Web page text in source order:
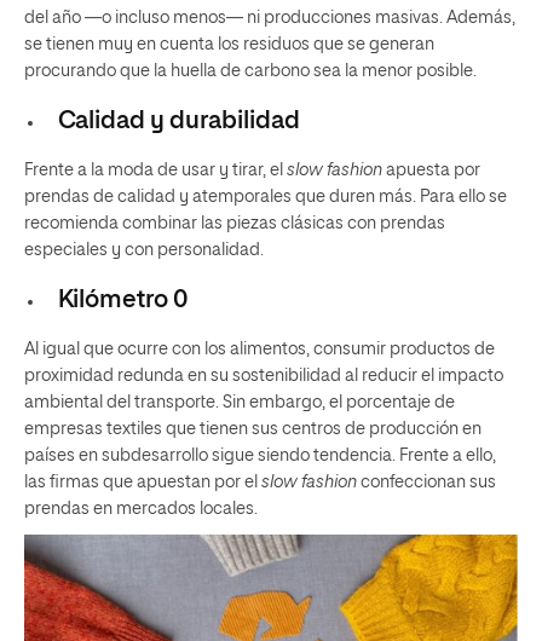
del año —o incluso menos— ni producciones masivas. Además,
se tienen muy en cuenta los residuos que se generan
procurando que la huella de carbono sea la menor posible.
Calidad y durabilidad
Frente a la moda de usar y tirar, el slow fashion apuesta por
prendas de calidad y atemporales que duren más. Para ello se
recomienda combinar las piezas clásicas con prendas
especiales y con personalidad.
Kilómetro 0
Al igual que ocurre con los alimentos, consumir productos de
proximidad redunda en su sostenibilidad al reducir el impacto
ambiental del transporte. Sin embargo, el porcentaje de
empresas textiles que tienen sus centros de producción en
países en subdesarrollo sigue siendo tendencia. Frente a ello,
las firmas que apuestan por el slow fashion confeccionan sus
prendas en mercados locales.